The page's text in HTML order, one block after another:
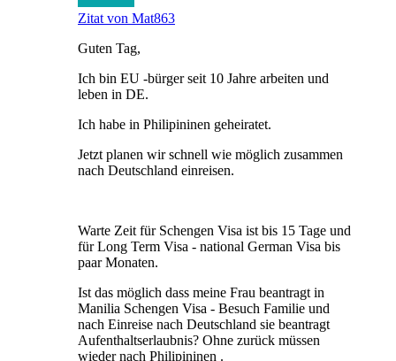
Zitat von Mat863
Guten Tag,
Ich bin EU -bürger seit 10 Jahre arbeiten und
leben in DE.
Ich habe in Philipininen geheiratet.
Jetzt planen wir schnell wie möglich zusammen
nach Deutschland einreisen.
Warte Zeit für Schengen Visa ist bis 15 Tage und
für Long Term Visa - national German Visa bis
paar Monaten.
Ist das möglich dass meine Frau beantragt in
Manilia Schengen Visa - Besuch Familie und
nach Einreise nach Deutschland sie beantragt
Aufenthaltserlaubnis? Ohne zurück müssen
wieder nach Philipininen .